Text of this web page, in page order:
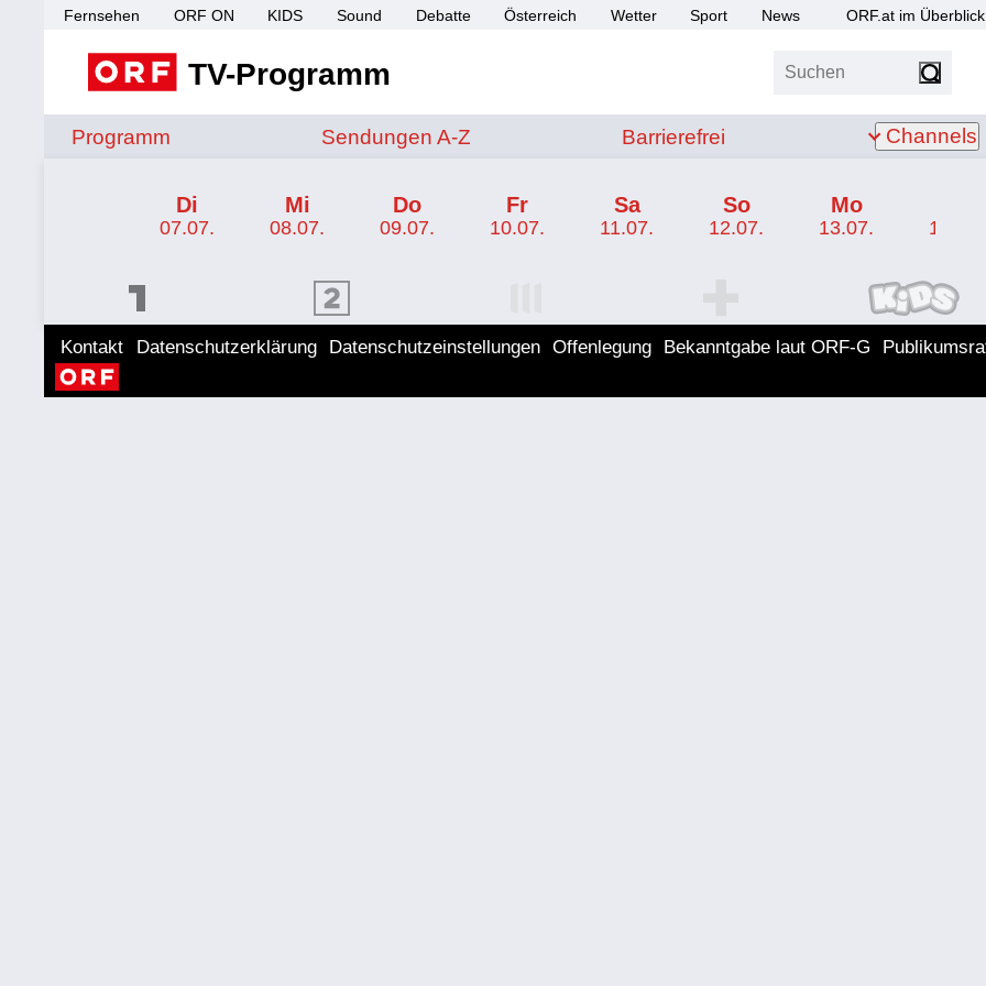
Fernsehen ORF ON KIDS Sound Debatte Österreich Wetter Sport News ORF.at im Überblick
TV-Programm Suchen
Programm Sendungen von A bis Z
Sendungen A-Z Barrierefrei
Barrierefrei Channels
Di
07.07.
Mi
08.07.
Do
09.07.
Fr
10.07.
Sa
11.07.
So
12.07.
Mo
13.07. 14.07.
ORF 2 Programm ORF KIDS Programm
Kontakt Datenschutzerklärung Datenschutzeinstellungen Offenlegung Bekanntgabe laut ORF-G